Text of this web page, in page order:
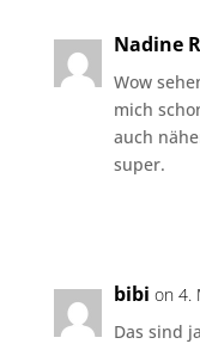
Nadine
Wow
mich
auch
super.
bibi on 4.
Das sind